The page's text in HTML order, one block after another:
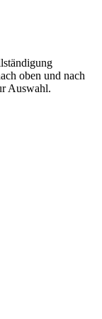
oben und nach
Auswahl.